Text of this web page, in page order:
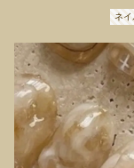
ネイ